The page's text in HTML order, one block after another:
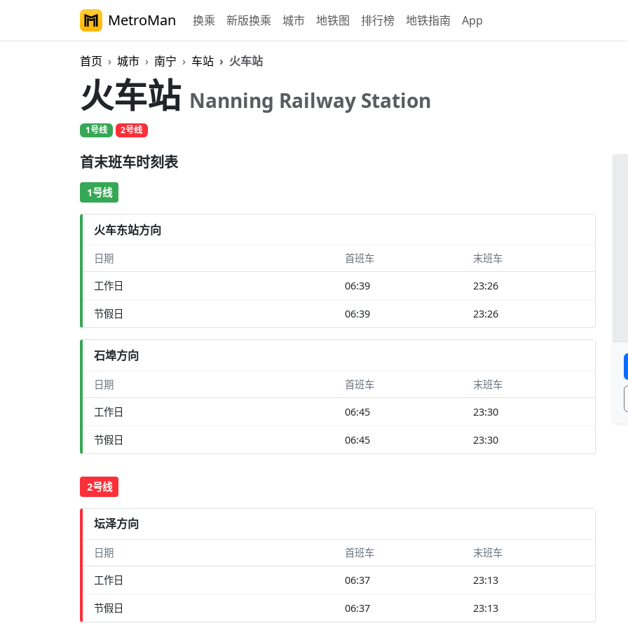
MetroMan 换乘 新版换乘 城市 地铁图 排行榜 地铁指南 App
首页 城市 南宁 车站 火车站
火车站 Nanning Railway Station
1号线 2号线
首末班车时刻表
1号线
火车东站方向
日期 首班车 末班车
工作日 06:39 23:26
节假日 06:39 23:26
石埠方向
日期 首班车 末班车
工作日 06:45 23:30
节假日 06:45 23:30
2号线
坛泽方向
日期 首班车 末班车
工作日 06:37 23:13
节假日 06:37 23:13